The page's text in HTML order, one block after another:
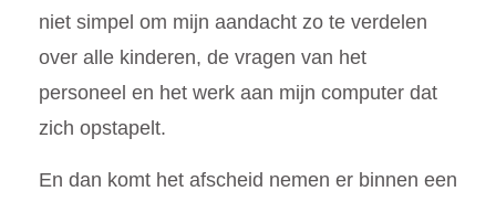
niet simpel om mijn aandacht zo te verdelen
over alle kinderen, de vragen van het
personeel en het werk aan mijn computer dat
zich opstapelt.
En dan komt het afscheid nemen er binnen een